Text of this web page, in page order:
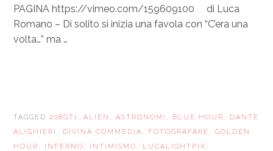
PAGINA https://vimeo.com/159609100 di Luca
Romano – Di solito si inizia una favola con “C’era una
volta…” ma …
TAGGED208GTI ,ALIEN ,ASTRONOMI , BLUE HOUR , DANTE
ALIGHIERI , DIVINA COMMEDIA , FOTOGRAFARE ,GOLDEN
HOUR , INFERNO , INTIMISMO , LUCALIGHTPIX ,